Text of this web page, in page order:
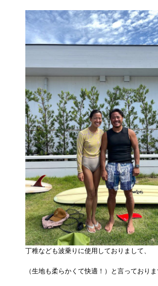
丁稚なども波乗りに使用しておりまして、
（生地も柔らかくて快適！）と言っておりま